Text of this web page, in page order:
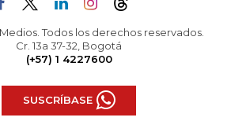
Todos los derechos reservados.
Cr. 13a 37-32, Bogotá
(+57) 1 4227600
SUSCRÍBASE